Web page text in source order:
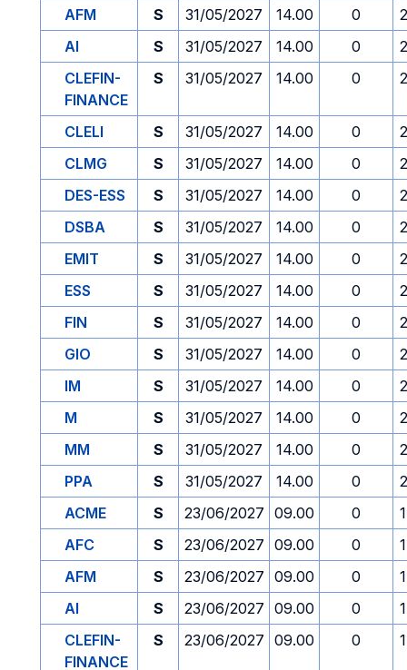
AFM
S 31/05/2027 14.00 0
AI
S 31/05/2027 14.00 0
CLEFIN-
FINANCE
S 31/05/2027 14.00 0
CLELI S 31/05/2027 14.00 0
CLMG
S 31/05/2027 14.00 0
DES-ESS
S 31/05/2027 14.00 0
DSBA
S 31/05/2027 14.00 0
EMIT
S 31/05/2027 14.00 0
ESS
S 31/05/2027 14.00 0
FIN
S 31/05/2027 14.00 0
GIO
S 31/05/2027 14.00 0
IM
S 31/05/2027 14.00 0
M
S 31/05/2027 14.00 0
MM
S 31/05/2027 14.00 0
PPA
S 31/05/2027 14.00 0
ACME
S 23/06/2027 09.00 0
AFC
S 23/06/2027 09.00 0
AFM
S 23/06/2027 09.00 0
AI
S 23/06/2027 09.00 0
CLEFIN-
FINANCE
S 23/06/2027 09.00 0